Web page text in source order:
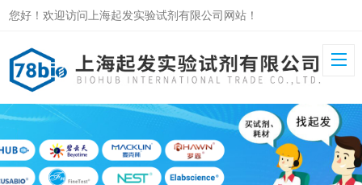
您好！欢迎访问上海起发实验试剂有限公司网站！